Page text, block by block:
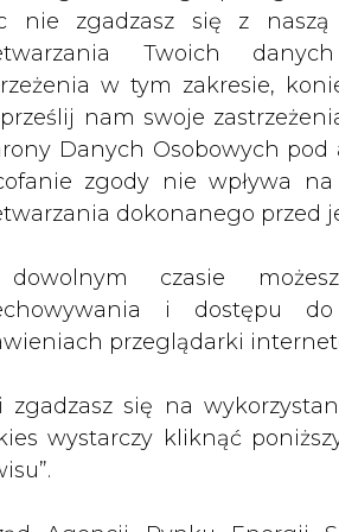
nie zgadzasz się z naszą
Twoich
w tym zakresie,
prześlij nam swoje
Danych Osobowych pod
zgody nie wpływa
dokonanego przed
czasie
i dostępu
przeglądarki
zgadzasz się na
wystarczy kliknąć
grupie Elkopu znajdą się
inteligencji. Wydawca
publikacji do szkoleń